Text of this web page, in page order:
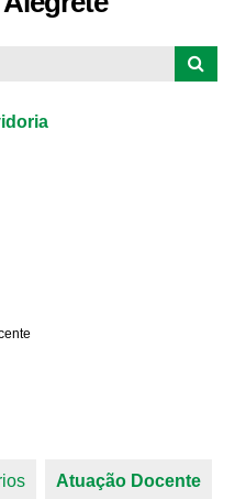
Atuação Docente